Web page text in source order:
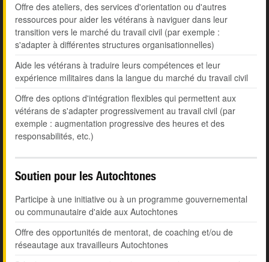
Offre des ateliers, des services d'orientation ou d'autres
ressources pour aider les vétérans à naviguer dans leur
transition vers le marché du travail civil (par exemple :
s'adapter à différentes structures organisationnelles)
Aide les vétérans à traduire leurs compétences et leur
expérience militaires dans la langue du marché du travail civil
Offre des options d'intégration flexibles qui permettent aux
vétérans de s'adapter progressivement au travail civil (par
exemple : augmentation progressive des heures et des
responsabilités, etc.)
Soutien pour les Autochtones
Participe à une initiative ou à un programme gouvernemental
ou communautaire d'aide aux Autochtones
Offre des opportunités de mentorat, de coaching et/ou de
réseautage aux travailleurs Autochtones